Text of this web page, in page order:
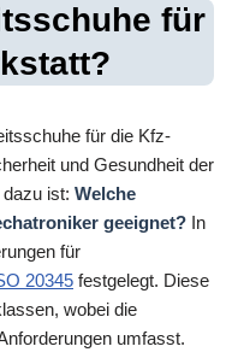
für
für die Kfz-
und Gesundheit der
ist: Welche
geeignet? In
für
20345 festgelegt. Diese
wobei die
umfasst.